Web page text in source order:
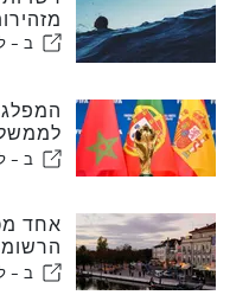
ב -
ב -
אחד
תוךב -